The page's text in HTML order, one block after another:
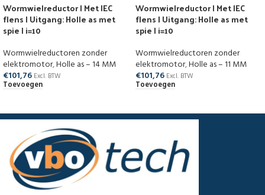
Wormwielreductor | Met IEC
flens | Uitgang: Holle as met
spie | i=10
Wormwielreductoren zonder
elektromotor,Holle as – 14 MM
€101,76 Excl. BTW
Toevoegen
Wormwielreductor | Met IEC
flens | Uitgang: Holle as met
spie | i=10
Wormwielreductoren zonder
elektromotor,Holle as – 11 MM
€101,76 Excl. BTW
Toevoegen